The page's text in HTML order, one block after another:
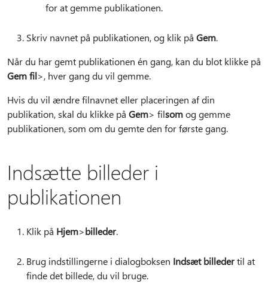
for at gemme publikationen.
Skriv navnet på publikationen, og klik på Gem.
Når du har gemt publikationen én gang, kan du blot klikke på
Gem fil>, hver gang du vil gemme.
Hvis du vil ændre filnavnet eller placeringen af din
publikation, skal du klikke på Gem> filsomog gemme
publikationen, som om du gemte den for første gang.
Indsætte billeder i
publikationen
Klik på Hjem>billeder.
Brug indstillingerne i dialogboksen Indsæt billedertil at
finde det billede, du vil bruge.